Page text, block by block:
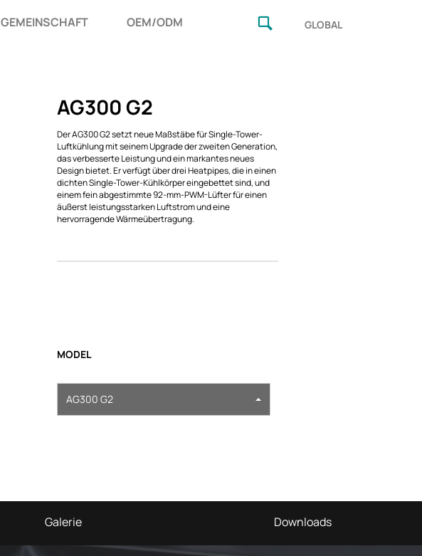
GEMEINSCHAFT OEM/ODM GLOBAL
AG300 G2
Der AG300 G2 setzt neue Maßstäbe für Single-Tower-
Luftkühlung mit seinem Upgrade der zweiten Generation,
das verbesserte Leistung und ein markantes neues
Design bietet. Er verfügt über drei Heatpipes, die in einen
dichten Single-Tower-Kühlkörper eingebettet sind, und
einem fein abgestimmte 92-mm-PWM-Lüfter für einen
äußerst leistungsstarken Luftstrom und eine
hervorragende Wärmeübertragung.
MODEL
AG300 G2
Galerie Downloads